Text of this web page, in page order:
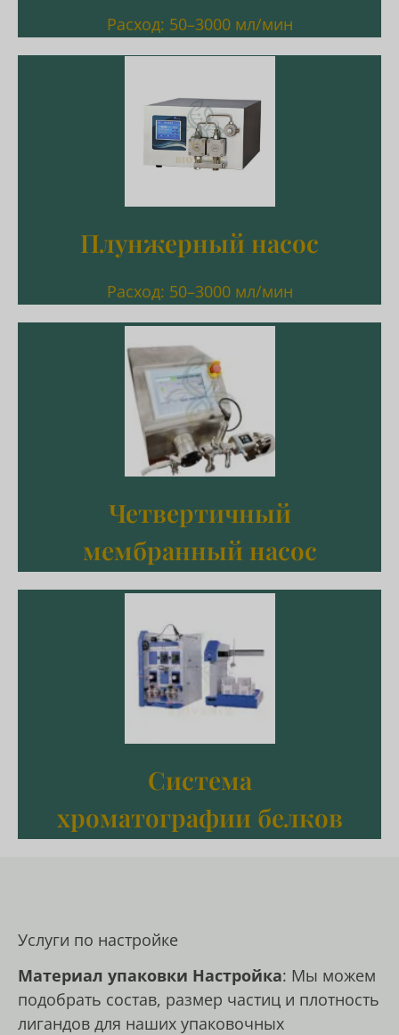
Расход: 50–3000 мл/мин
Плунжерный насос
Расход: 50–3000 мл/мин
Плунжерный насос
Подробнее
Четвертичный
мембранный насос
Четвертичный
мембранный насос
Подробнее
Система
хроматографии белков
Система
Подробнее
Услуги по настройке
Материал упаковки Настройка: Мы можем
подобрать состав, размер частиц и плотность
лигандов для наших упаковочных